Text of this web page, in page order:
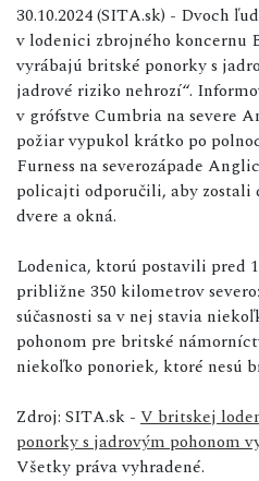
30.10.2024 (SITA.sk) - Dvoch
v lodenici zbrojného koncernu
vyrábajú britské ponorky s
jadrové riziko nehrozí“.
v grófstve Cumbria na severe
požiar vypukol krátko po
Furness na severozápade
policajti odporučili, aby zostali
dvere a okná.
Lodenica, ktorú postavili pred
približne 350 kilometrov
súčasnosti sa v nej stavia
pohonom pre britské
niekoľko ponoriek, ktoré nesú
Zdroj: SITA.sk - V britskej
ponorky s jadrovým pohonom
Všetky práva vyhradené.